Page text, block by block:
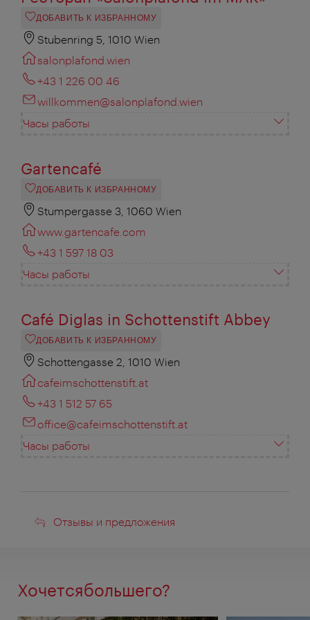
ДОБАВИТЬ К ИЗБРАННОМУ
Stubenring 5, 1010 Wien
salonplafond.wien
+43 1 226 00 46
willkommen@salonplafond.wien
Часы работы
Gartencafé
ДОБАВИТЬ К ИЗБРАННОМУ
Stumpergasse 3, 1060 Wien
www.gartencafe.com
+43 1 597 18 03
Часы работы
Café Diglas in Schottenstift Abbey
ДОБАВИТЬ К ИЗБРАННОМУ
Schottengasse 2, 1010 Wien
cafeimschottenstift.at
+43 1 512 57 65
office@cafeimschottenstift.at
Часы работы
Отзывы
Отзывы и предложения
Хочетсябольшего?